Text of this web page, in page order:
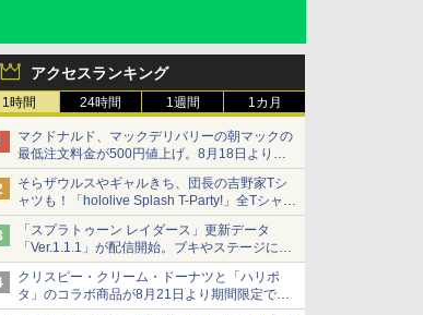
アクセスランキング
1時間 24時間 1週間 1カ月
マクドナルド、マックデリバリーの朝マックの
最低注文料金が500円値上げ。8月18日より
1,500円から受付
そらザウルスやギャルきち、団長の吉野家Tシ
ャツも！「hololive Splash T-Party!」全Tシャツ
ラインナップ公開＆オンライン販売開始
「スプラトゥーン レイダース」更新データ
「Ver.1.1.1」が配信開始。ブキやステージに関
する不具合を修正
クリスピー・クリーム・ドーナツと「ハリポ
タ」のコラボ商品が8月21日より期間限定で発
売